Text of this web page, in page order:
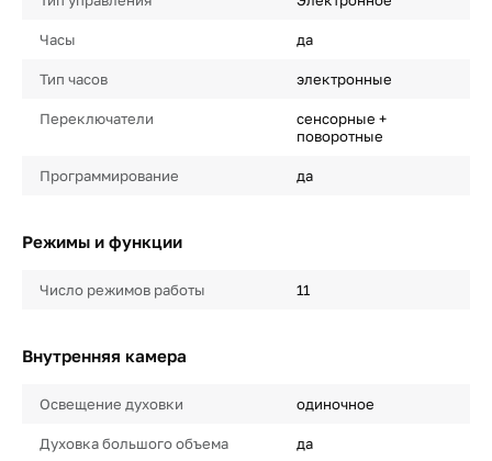
Часы да
Тип часов электронные
Переключатели
сенсорные +
поворотные
Программирование да
Режимы и функции
Число режимов работы 11
Внутренняя камера
Освещение духовки одиночное
Духовка большого объема да